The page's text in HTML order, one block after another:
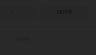
1972年